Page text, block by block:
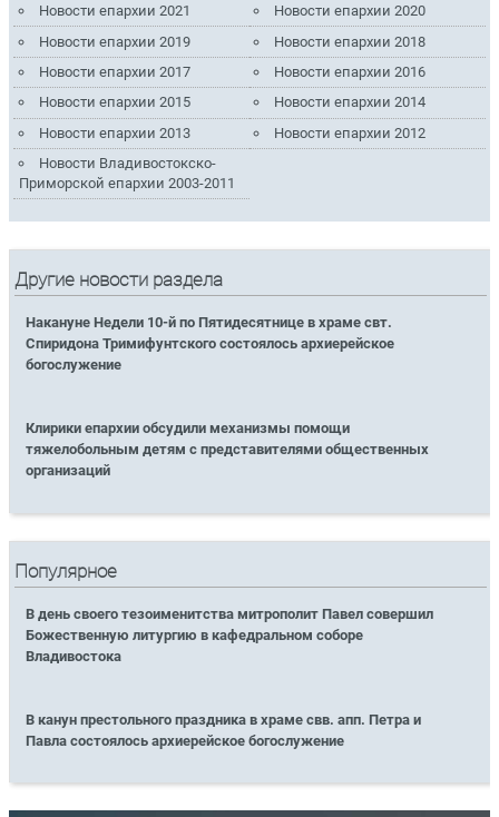
Новости епархии 2021
Новости епархии 2020
Новости епархии 2019
Новости епархии 2018
Новости епархии 2017
Новости епархии 2016
Новости епархии 2015
Новости епархии 2014
Новости епархии 2013
Новости епархии 2012
Новости Владивостокско-
Приморской епархии 2003-2011
Другие новости раздела
Накануне Недели 10-й по Пятидесятнице в храме свт.
Спиридона Тримифунтского состоялось архиерейское
богослужение
Клирики епархии обсудили механизмы помощи
тяжелобольным детям с представителями общественных
организаций
Популярное
В день своего тезоименитства митрополит Павел совершил
Божественную литургию в кафедральном соборе
Владивостока
В канун престольного праздника в храме свв. апп. Петра и
Павла состоялось архиерейское богослужение